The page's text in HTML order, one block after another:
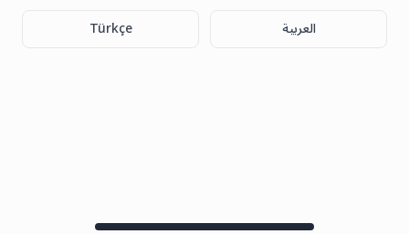
العربية
Türkçe